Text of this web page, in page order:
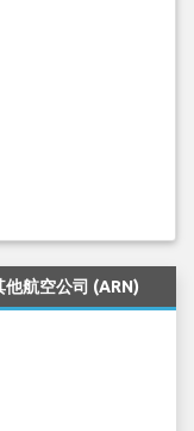
航空公司 (ARN)